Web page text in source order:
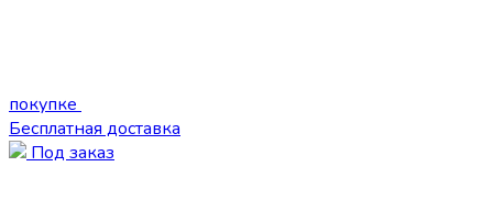
покупке
Бесплатная доставка
Под заказ